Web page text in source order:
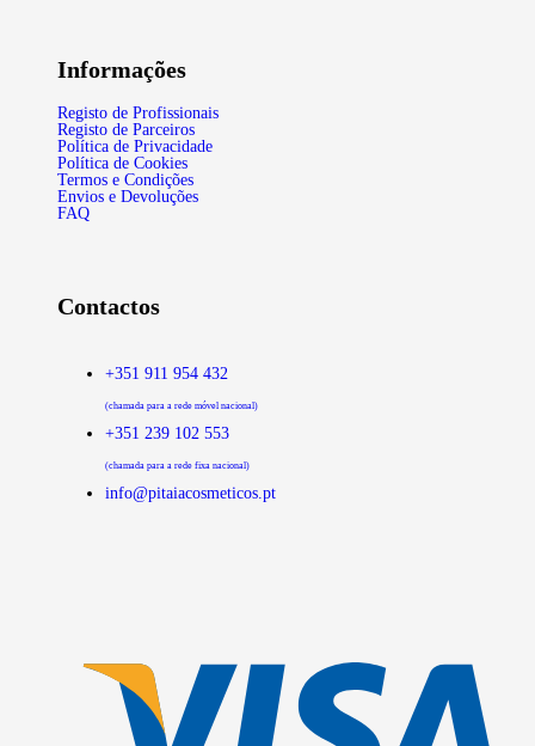
Informações
Registo de Profissionais
Registo de Parceiros
Política de Privacidade
Política de Cookies
Termos e Condições
Envios e Devoluções
FAQ
Contactos
+351 911 954 432
(chamada para a rede móvel nacional)
+351 239 102 553
(chamada para a rede fixa nacional)
info@pitaiacosmeticos.pt